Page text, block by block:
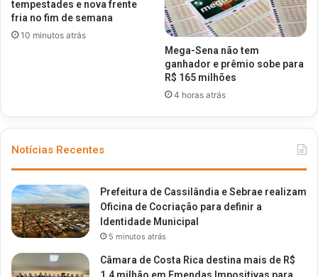
tempestades e nova frente
fria no fim de semana
10 minutos atrás
Mega-Sena não tem
ganhador e prêmio sobe para
R$ 165 milhões
4 horas atrás
Notícias Recentes
Prefeitura de Cassilândia e Sebrae realizam
Oficina de Cocriação para definir a
Identidade Municipal
5 minutos atrás
Câmara de Costa Rica destina mais de R$